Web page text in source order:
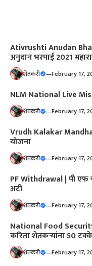
Ativrushti Anudan
अनुदान भरपाई 2021
शेतकरी —February 17,
NLM National Live
शेतकरी —February 17,
Vrudh Kalakar
योजना
शेतकरी —February 17,
PF Withdrawal | पी एफ
अटी
शेतकरी —February 17,
National Food
करिता शेतकऱ्यांना 50
शेतकरी —February 17,